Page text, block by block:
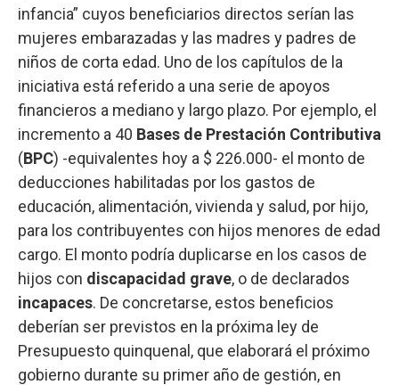
infancia” cuyos beneficiarios directos serían las
mujeres embarazadas y las madres y padres de
niños de corta edad. Uno de los capítulos de la
iniciativa está referido a una serie de apoyos
financieros a mediano y largo plazo. Por ejemplo, el
incremento a 40 Bases de Prestación Contributiva
(BPC) -equivalentes hoy a $ 226.000- el monto de
deducciones habilitadas por los gastos de
educación, alimentación, vivienda y salud, por hijo,
para los contribuyentes con hijos menores de edad
cargo. El monto podría duplicarse en los casos de
hijos con discapacidad grave, o de declarados
incapaces. De concretarse, estos beneficios
deberían ser previstos en la próxima ley de
Presupuesto quinquenal, que elaborará el próximo
gobierno durante su primer año de gestión, en